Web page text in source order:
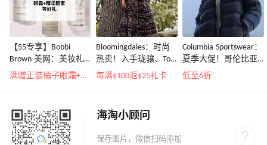
【55专享】Bobbi
Brown 美网：美妆礼
遇！满$150立省$50
满赠正装橘子眼霜+精华唇蜜等好礼
Bloomingdales：时尚
热卖！入手珑骧、Tory
Burch、拉夫劳伦等
每满$100返$25礼卡
Columbia Sportswear：
夏季大促！哥伦比亚
运动热卖
低至6折
海淘小顾问